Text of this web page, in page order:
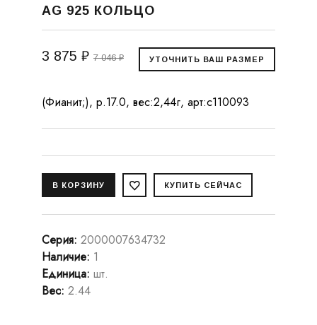
AG 925 КОЛЬЦО
3 875 ₽ 7 046 ₽
(Фианит;), р.17.0, вес:2,44г, арт:с110093
Серия: 2000007634732
Наличие: 1
Единица: шт.
Вес: 2.44